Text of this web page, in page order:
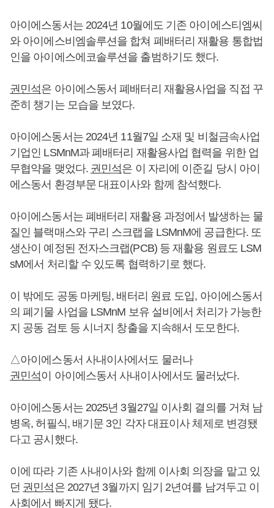
아이에스동서는 2024년 10월에도 기존 아이에스티엠씨
와 아이에스비엠솔루션을 합쳐 폐배터리 재활용 통합법
인을 아이에스에코솔루션을 출범하기도 했다.
권민석은 아이에스동서 폐배터리 재활용사업을 직접 꾸
준히 챙기는 모습을 보였다.
아이에스동서는 2024년 11월7일 소재 및 비철금속사업
기업인 LSMnM과 폐배터리 재활용사업 협력을 위한 업
무협약을 맺었다. 권민석은 이 자리에 이준길 당시 아이
에스동서 환경부문 대표이사와 함께 참석했다.
아이에스동서는 폐배터리 재활용 과정에서 발생하는 물
질인 블랙매스와 구리 스크랩을 LSMnM에 공급한다. 또
생산이 예정된 전자스크랩(PCB) 등 재활용 원료도 LSM
sM에서 처리할 수 있도록 협력하기로 했다.
이 밖에도 공동 마케팅, 배터리 원료 도입, 아이에스동서
의 폐기물 사업을 LSMnM 보유 설비에서 처리가 가능한
지 공동 검토 등 시너지 창출을 지속해서 도모한다.
△아이에스동서 사내이사에서도 물러나
권민석이 아이에스동서 사내이사에서도 물러났다.
아이에스동서는 2025년 3월27일 이사회 결의를 거쳐 남
병옥, 허필식, 배기문 3인 각자 대표이사 체제로 변경됐
다고 공시했다.
이에 따라 기존 사내이사와 함께 이사회 의장을 맡고 있
던 권민석은 2027년 3월까지 임기 2년여를 남겨두고 이
사회에서 빠지게 됐다.